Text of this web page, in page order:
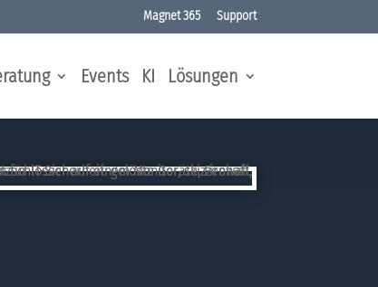
Magnet 365 Support
Events KI Lösungen